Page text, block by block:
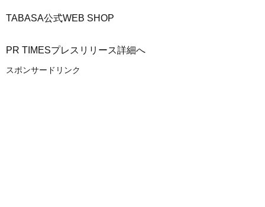
TABASA公式WEB SHOP
PR TIMESプレスリリース詳細へ
スポンサードリンク